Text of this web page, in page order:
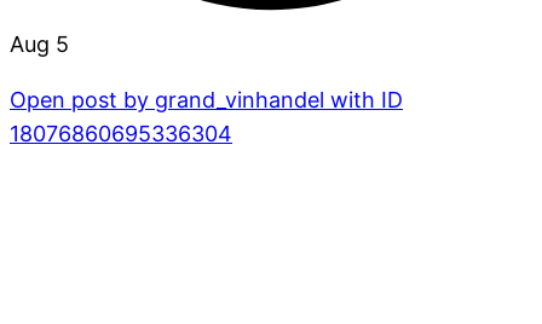
Aug 5
Open post by grand_vinhandel with ID
18076860695336304